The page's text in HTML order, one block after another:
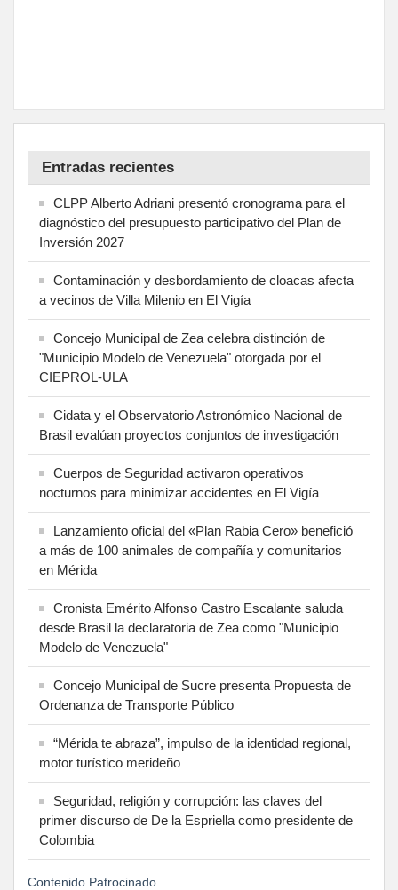
Entradas recientes
CLPP Alberto Adriani presentó cronograma para el
diagnóstico del presupuesto participativo del Plan de
Inversión 2027
Contaminación y desbordamiento de cloacas afecta
a vecinos de Villa Milenio en El Vigía
Concejo Municipal de Zea celebra distinción de
"Municipio Modelo de Venezuela" otorgada por el
CIEPROL-ULA
Cidata y el Observatorio Astronómico Nacional de
Brasil evalúan proyectos conjuntos de investigación
Cuerpos de Seguridad activaron operativos
nocturnos para minimizar accidentes en El Vigía
Lanzamiento oficial del «Plan Rabia Cero» benefició
a más de 100 animales de compañía y comunitarios
en Mérida
Cronista Emérito Alfonso Castro Escalante saluda
desde Brasil la declaratoria de Zea como "Municipio
Modelo de Venezuela"
Concejo Municipal de Sucre presenta Propuesta de
Ordenanza de Transporte Público
“Mérida te abraza”, impulso de la identidad regional,
motor turístico merideño
Seguridad, religión y corrupción: las claves del
primer discurso de De la Espriella como presidente de
Colombia
Contenido Patrocinado